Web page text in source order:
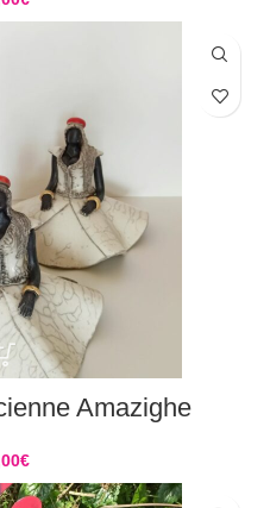
Amazighe
€